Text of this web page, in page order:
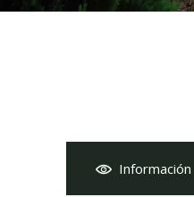
Información